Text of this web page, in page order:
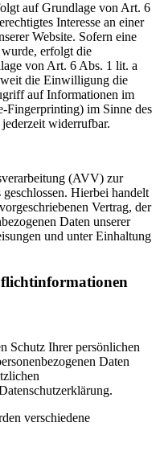
auf Grundlage von Art. 6
Interesse an einer
Website. Sofern eine
erfolgt die
von Art. 6 Abs. 1 lit. a
die Einwilligung die
auf Informationen im
Fingerprinting) im Sinne des
widerrufbar.
(AVV) zur
Hierbei handelt
Vertrag, der
Daten unserer
und unter Einhaltung
Schutz Ihrer persönlichen
Daten
verschiedene